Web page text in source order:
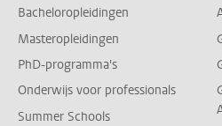
Bacheloropleidingen
Masteropleidingen
PhD-programma's
Onderwijs voor professionals
Summer Schools